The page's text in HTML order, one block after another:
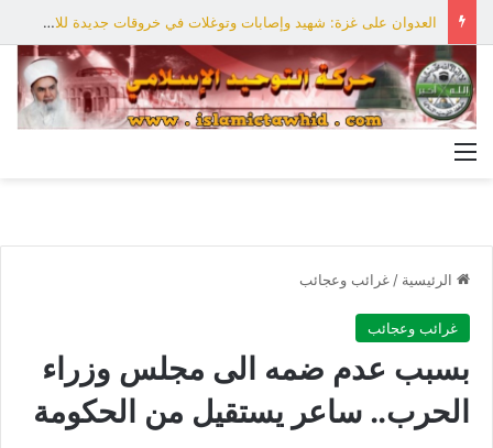
العدوان على غزة: شهيد وإصابات وتوغلات في خروقات جديدة للاحتلال
الرئيسية /غرائب وعجائب
غرائب وعجائب
بسبب عدم ضمه الى مجلس وزراء
الحرب.. ساعر يستقيل من الحكومة